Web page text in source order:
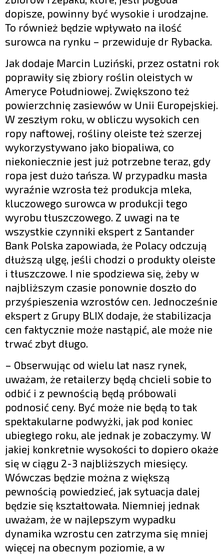
dopisze, powinny być wysokie i urodzajne.
To również będzie wpływało na ilość
surowca na rynku – przewiduje dr Rybacka.
Jak dodaje Marcin Luziński, przez ostatni rok
poprawiły się zbiory roślin oleistych w
Ameryce Południowej. Zwiększono też
powierzchnię zasiewów w Unii Europejskiej.
W zeszłym roku, w obliczu wysokich cen
ropy naftowej, rośliny oleiste też szerzej
wykorzystywano jako biopaliwa, co
niekoniecznie jest już potrzebne teraz, gdy
ropa jest dużo tańsza. W przypadku masła
wyraźnie wzrosła też produkcja mleka,
kluczowego surowca w produkcji tego
wyrobu tłuszczowego. Z uwagi na te
wszystkie czynniki ekspert z Santander
Bank Polska zapowiada, że Polacy odczują
dłuższą ulgę, jeśli chodzi o produkty oleiste
i tłuszczowe. I nie spodziewa się, żeby w
najbliższym czasie ponownie doszło do
przyśpieszenia wzrostów cen. Jednocześnie
ekspert z Grupy BLIX dodaje, że stabilizacja
cen faktycznie może nastąpić, ale może nie
trwać zbyt długo.
– Obserwując od wielu lat nasz rynek,
uważam, że retailerzy będą chcieli sobie to
odbić i z pewnością będą próbowali
podnosić ceny. Być może nie będą to tak
spektakularne podwyżki, jak pod koniec
ubiegłego roku, ale jednak je zobaczymy. W
jakiej konkretnie wysokości to dopiero okaże
się w ciągu 2-3 najbliższych miesięcy.
Wówczas będzie można z większą
pewnością powiedzieć, jak sytuacja dalej
będzie się kształtowała. Niemniej jednak
uważam, że w najlepszym wypadku
dynamika wzrostu cen zatrzyma się mniej
więcej na obecnym poziomie, a w